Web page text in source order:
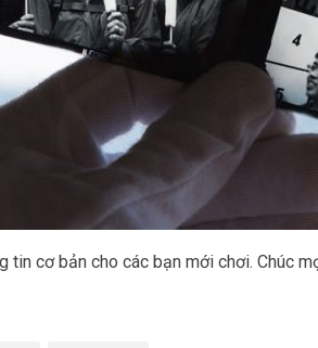
tin cơ bản cho các bạn mới chơi. Chúc